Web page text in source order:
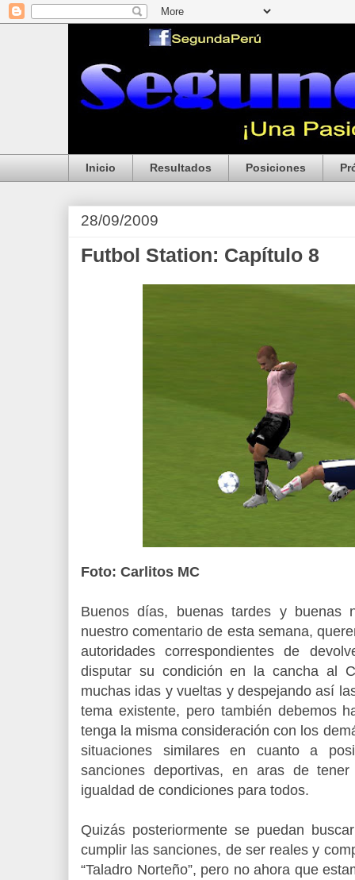
Inicio Resultados Posiciones
28/09/2009
Futbol Station: Capítulo 8
Foto: Carlitos MC
Buenos días, buenas tardes y buenas
nuestro comentario de esta semana,
autoridades correspondientes de
disputar su condición en la cancha al
muchas idas y vueltas y despejando así
tema existente, pero también debemos
tenga la misma consideración con los
situaciones similares en cuanto a
sanciones deportivas, en aras de
igualdad de condiciones para todos.
Quizás posteriormente se puedan
cumplir las sanciones, de ser reales y
“Taladro Norteño”, pero no ahora que